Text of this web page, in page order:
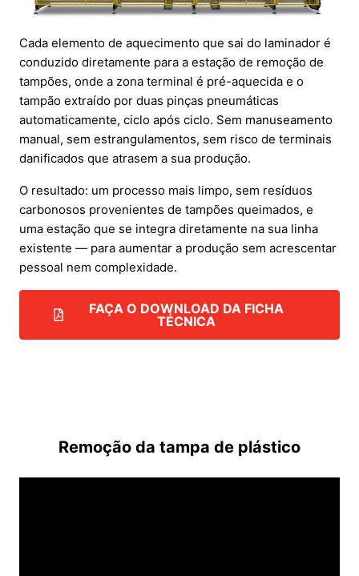
Cada elemento de aquecimento que sai do laminador é
conduzido diretamente para a estação de remoção de
tampões, onde a zona terminal é pré-aquecida e o
tampão extraído por duas pinças pneumáticas
automaticamente, ciclo após ciclo. Sem manuseamento
manual, sem estrangulamentos, sem risco de terminais
danificados que atrasem a sua produção.
O resultado: um processo mais limpo, sem resíduos
carbonosos provenientes de tampões queimados, e
uma estação que se integra diretamente na sua linha
existente — para aumentar a produção sem acrescentar
pessoal nem complexidade.
FAÇA O DOWNLOAD DA FICHA
TÉCNICA
Remoção da tampa de plástico